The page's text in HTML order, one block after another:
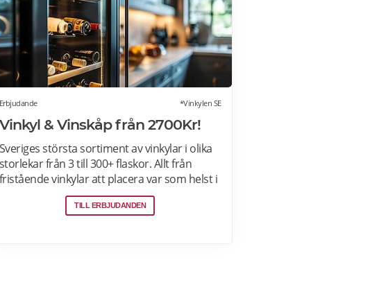
Erbjudande *Vinkylen SE
Vinkyl & Vinskåp från 2700Kr!
Sveriges största sortiment av vinkylar i olika
storlekar från 3 till 300+ flaskor. Allt från
fristående vinkylar att placera var som helst i
hemmet, till inbyggda eller integrerbara
vinkylar som elegant smälter in i
TILL ERBJUDANDEN